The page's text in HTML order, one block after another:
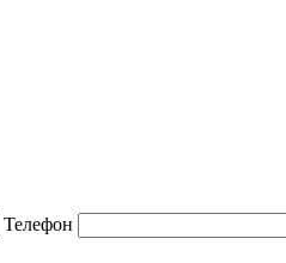
Телефон